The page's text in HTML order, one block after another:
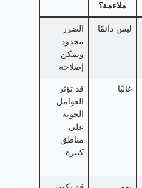
ملاءمة؟
ليس دائمًا
الضرر
محدود
ويمكن
إصلاحه
غالبًا
قد تؤثر
العوامل
الجوية
على
مناطق
كبيرة